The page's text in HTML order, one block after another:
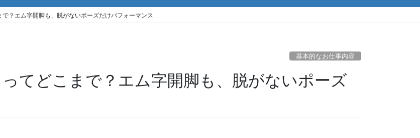
？エム字開脚も、脱がないポーズだけパフォーマンス
基本的なお仕事内容
てどこまで？エム字開脚も、脱がないポーズ